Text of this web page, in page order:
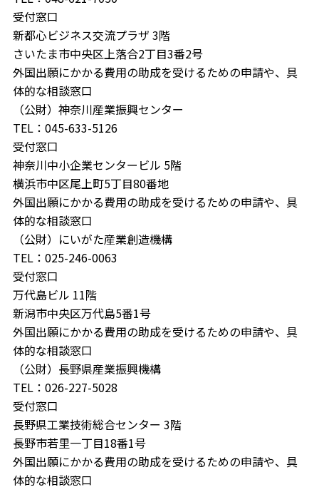
受付窓口
新都心ビジネス交流プラザ 3階
さいたま市中央区上落合2丁目3番2号
外国出願にかかる費用の助成を受けるための申請や、具
体的な相談窓口
（公財）神奈川産業振興センター
TEL：045-633-5126
受付窓口
神奈川中小企業センタービル 5階
横浜市中区尾上町5丁目80番地
外国出願にかかる費用の助成を受けるための申請や、具
体的な相談窓口
（公財）にいがた産業創造機構
TEL：025-246-0063
受付窓口
万代島ビル 11階
新潟市中央区万代島5番1号
外国出願にかかる費用の助成を受けるための申請や、具
体的な相談窓口
（公財）長野県産業振興機構
TEL：026-227-5028
受付窓口
長野県工業技術総合センター 3階
長野市若里一丁目18番1号
外国出願にかかる費用の助成を受けるための申請や、具
体的な相談窓口